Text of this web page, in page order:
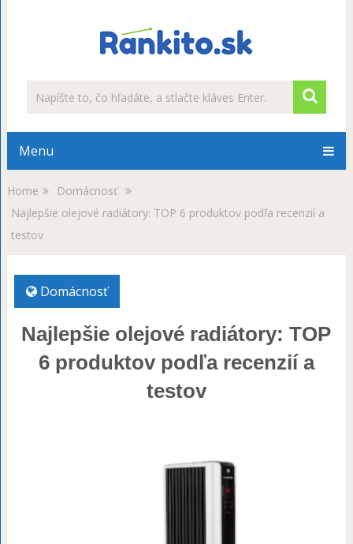
Menu
Home
Domácnosť
Najlepšie olejové radiátory: TOP 6 produktov podľa recenzií a
testov
Domácnosť
Najlepšie olejové radiátory: TOP
6 produktov podľa recenzií a
testov